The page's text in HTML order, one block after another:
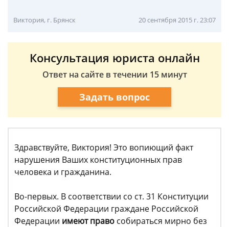
Виктория, г. Брянск 20 сентября 2015 г. 23:07
Консультация юриста онлайн
Ответ на сайте в течении 15 минут
Задать вопрос
Здравствуйте, Виктория! Это вопиющий факт
нарушения Ваших конституционных прав
человека и гражданина.
Во-первых. В соответствии со ст. 31 Конституции
Российской Федерации граждане Российской
Федерации имеют право собираться мирно без